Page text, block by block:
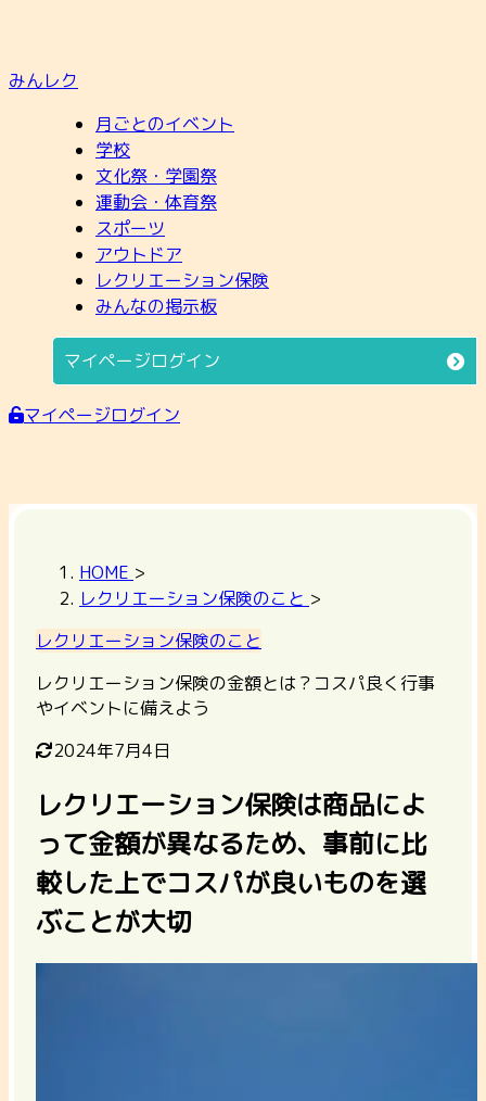
みんレク
月ごとのイベント
学校
文化祭・学園祭
運動会・体育祭
スポーツ
アウトドア
レクリエーション保険
みんなの掲示板
マイページログイン
マイページログイン
HOME >
レクリエーション保険のこと >
レクリエーション保険のこと
レクリエーション保険の金額とは？コスパ良く行事
やイベントに備えよう
2024年7月4日
レクリエーション保険は商品によ
って金額が異なるため、事前に比
較した上でコスパが良いものを選
ぶことが大切